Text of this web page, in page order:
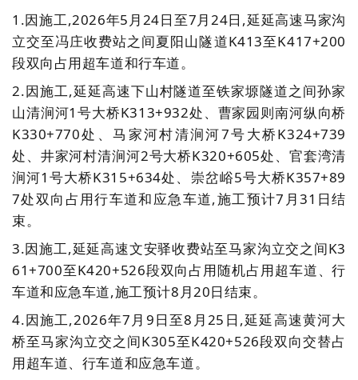
1.因施工,2026年5月24日至7月24日,延延高速马家沟
立交至冯庄收费站之间夏阳山隧道K413至K417+200
段双向占用超车道和行车道。
2.因施工,延延高速下山村隧道至铁家塬隧道之间孙家
山清涧河1号大桥K313+932处、曹家园则南河纵向桥
K330+770处、马家河村清涧河7号大桥K324+739
处、井家河村清涧河2号大桥K320+605处、官套湾清
涧河1号大桥K315+634处、崇岔峪5号大桥K357+89
7处双向占用行车道和应急车道,施工预计7月31日结
束。
3.因施工,延延高速文安驿收费站至马家沟立交之间K3
61+700至K420+526段双向占用随机占用超车道、行
车道和应急车道,施工预计8月20日结束。
4.因施工,2026年7月9日至8月25日,延延高速黄河大
桥至马家沟立交之间K305至K420+526段双向交替占
用超车道、行车道和应急车道。